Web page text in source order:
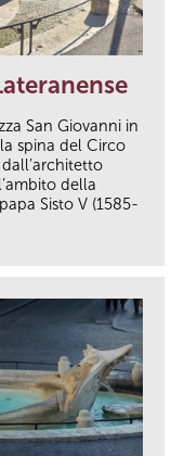
San Giovanni in
spina del Circo
della
Sisto V (1585-